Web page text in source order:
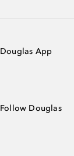
Douglas App
Follow Douglas